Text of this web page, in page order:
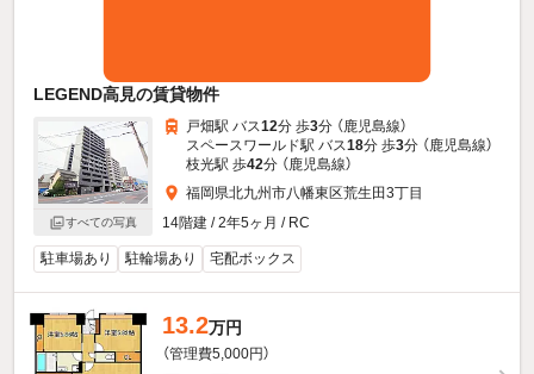
LEGEND高見の賃貸物件
すべての写真
戸畑駅 バス12分 歩3分 （鹿児島線）
スペースワールド駅 バス18分 歩3分 （鹿児島線）
枝光駅 歩42分 （鹿児島線）
福岡県北九州市八幡東区荒生田3丁目
14階建 / 2年5ヶ月 / RC
駐車場あり 駐輪場あり 宅配ボックス
13.2万円
（管理費5,000円）